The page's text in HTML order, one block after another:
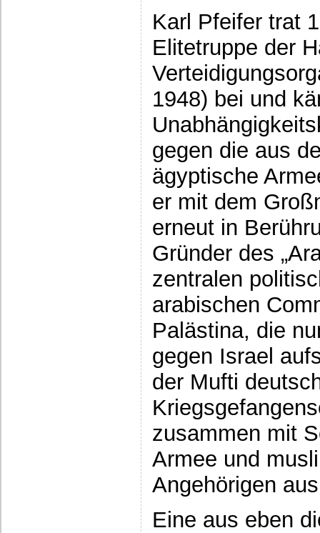
Karl Pfeifer trat
Elitetruppe der
1948) bei und
gegen die aus
ägyptische
er mit dem
erneut in
Gründer des
zentralen
arabischen
Palästina, die
gegen Israel
der Mufti
zusammen mit
Armee und
Angehörigen
Eine aus eben